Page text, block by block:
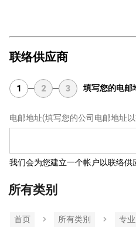
联络供应商
1 2 3 填写您的电邮
电邮地址(填写您的公司电邮地址
我们会为您建立一个帐户以联络供
所有类别
首页 所有类別 专